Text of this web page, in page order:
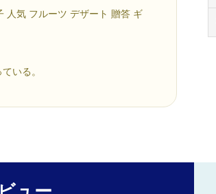
人気 フルーツ デザート 贈答 ギ
いる。